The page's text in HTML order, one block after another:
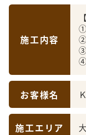
施工内容
お客様名
施工エリア